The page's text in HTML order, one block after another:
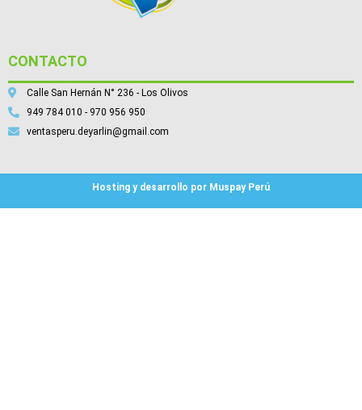
CONTACTO
Calle San Hernán N° 236 - Los Olivos
949 784 010 - 970 956 950
ventasperu.deyarlin@gmail.com
Hosting y desarrollo por Muspay Perú